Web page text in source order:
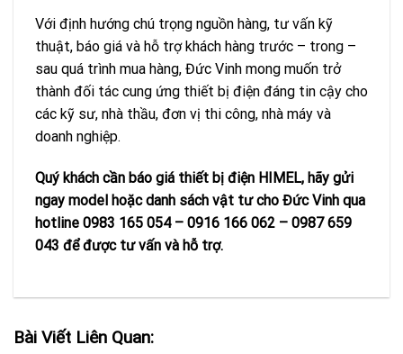
Với định hướng chú trọng nguồn hàng, tư vấn kỹ
thuật, báo giá và hỗ trợ khách hàng trước – trong –
sau quá trình mua hàng, Đức Vinh mong muốn trở
thành đối tác cung ứng thiết bị điện đáng tin cậy cho
các kỹ sư, nhà thầu, đơn vị thi công, nhà máy và
doanh nghiệp.
Quý khách cần báo giá thiết bị điện HIMEL, hãy gửi
ngay model hoặc danh sách vật tư cho Đức Vinh qua
hotline 0983 165 054 – 0916 166 062 – 0987 659
043 để được tư vấn và hỗ trợ.
Bài Viết Liên Quan: